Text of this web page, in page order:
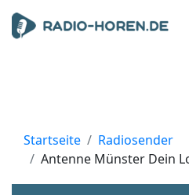
Startseite
Radiosender
Antenne Münster Dein